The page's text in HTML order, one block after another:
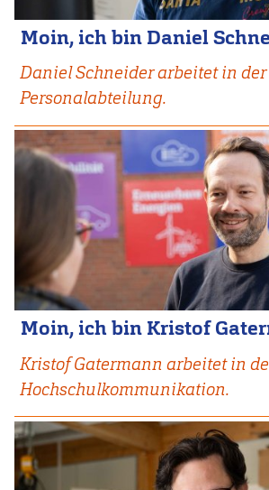
Moin, ich bin Daniel
Daniel Schneider arbeitet in der
Personalabteilung.
Moin, ich bin Kristof
Kristof Gatermann arbeitet in
Hochschulkommunikation.